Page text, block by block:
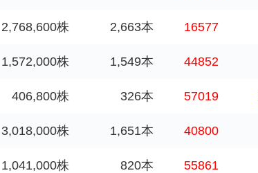
2,768,600株 2,663本 16577
1,572,000株 1,549本 44852
406,800株 326本 57019
3,018,000株 1,651本 40800
1,041,000株 820本 55861